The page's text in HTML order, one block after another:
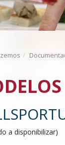
a disponibilizar)